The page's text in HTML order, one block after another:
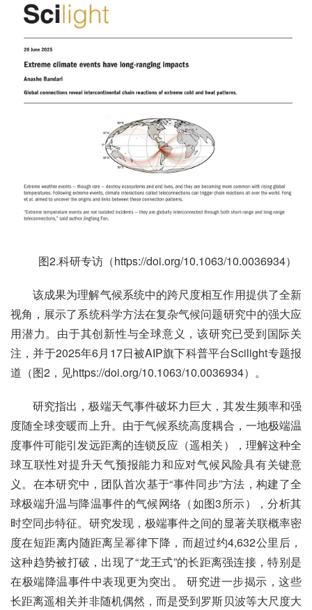
图2.科研专访（https://doi.org/10.1063/10.0036934）
该成果为理解气候系统中的跨尺度相互作用提供了全新
视角，展示了系统科学方法在复杂气候问题研究中的强大应
用潜力。由于其创新性与全球意义，该研究已受到国际关
注，并于2025年6月17日被AIP旗下科普平台Scilight专题报
道（图2，见https://doi.org/10.1063/10.0036934）。
研究指出，极端天气事件破坏力巨大，其发生频率和强
度随全球变暖而上升。由于气候系统高度耦合，一地极端温
度事件可能引发远距离的连锁反应（遥相关），理解这种全
球互联性对提升天气预报能力和应对气候风险具有关键意
义。在本研究中，团队首次基于“事件同步”方法，构建了全
球极端升温与降温事件的气候网络（如图3所示），分析其
时空同步特征。研究发现，极端事件之间的显著关联概率密
度在短距离内随距离呈幂律下降，而超过约4,632公里后，
这种趋势被打破，出现了“龙王式”的长距离强连接，特别是
在极端降温事件中表现更为突出。 研究进一步揭示，这些
长距离遥相关并非随机偶然，而是受到罗斯贝波等大尺度大